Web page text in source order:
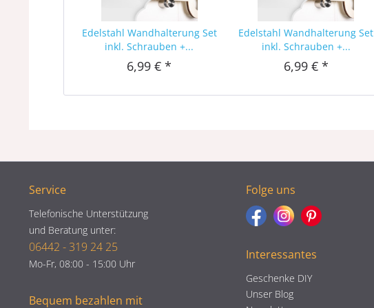
Edelstahl Wandhalterung Set
inkl. Schrauben +...
6,99 € *
Edelstahl Wandhalterung Set
inkl. Schrauben +...
6,99 € *
Service
Telefonische Unterstützung
und Beratung unter:
06442 - 319 24 25
Mo-Fr, 08:00 - 15:00 Uhr
Bequem bezahlen mit
Folge uns
Interessantes
Geschenke DIY
Unser Blog